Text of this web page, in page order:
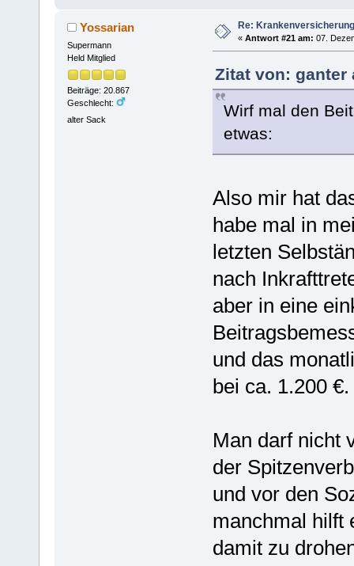
Yossarian
Supermann
Held Mitglied
Beiträge: 20.867
Geschlecht:
alter Sack
Re: Krankenversicherung
« Antwort #21 am: 07.
Zitat von: ganter
Wirf mal den
etwas:
Also mir hat
habe mal in
letzten
nach
aber in eine
und das
bei ca. 1.200 €.
Man darf nicht
der
und vor den
manchmal hilft
damit zu